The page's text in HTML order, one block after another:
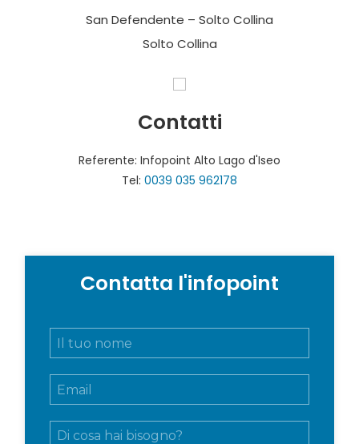
San Defendente – Solto Collina
Solto Collina
Contatti
Referente: Infopoint Alto Lago d'Iseo
Tel: 0039 035 962178
Contatta l'infopoint
N
E
m
M